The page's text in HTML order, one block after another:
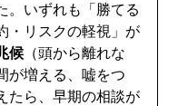
。いずれも「勝てる
・リスクの軽視」が
候 （頭から離れな
が増える、嘘をつ
たら、早期の相談が